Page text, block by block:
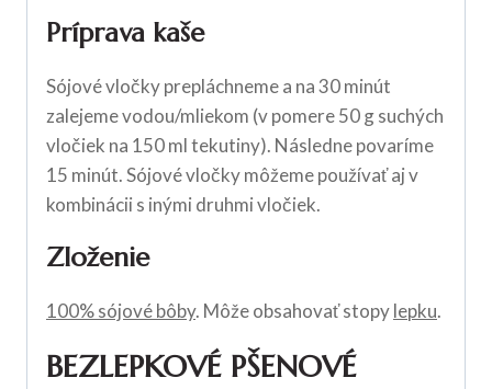
Príprava kaše
Sójové vločky prepláchneme a na 30 minút
zalejeme vodou/mliekom (v pomere 50 g suchých
vločiek na 150 ml tekutiny). Následne povaríme
15 minút. Sójové vločky môžeme používať aj v
kombinácii s inými druhmi vločiek.
Zloženie
100% sójové bôby. Môže obsahovať stopylepku.
BEZLEPKOVÉ PŠENOVÉ